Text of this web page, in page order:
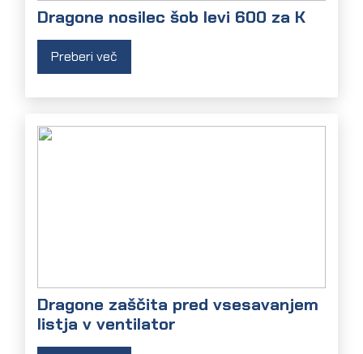
Dragone nosilec šob levi 600 za K
Preberi več
Dragone zaščita pred vsesavanjem
listja v ventilator